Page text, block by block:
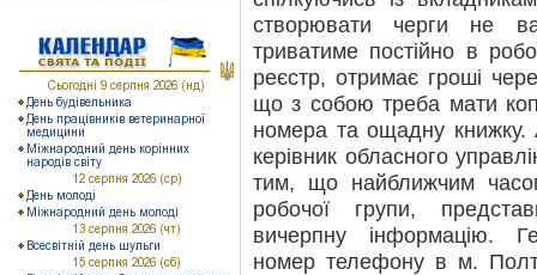
створювати черги не
триватиме постійно в
реєстр, отримає гроші
що з собою треба мати
номера та ощадну книжку.
керівник обласного
тим, що найближчим
робочої групи,
вичерпну інформацію.
номер телефону в м.